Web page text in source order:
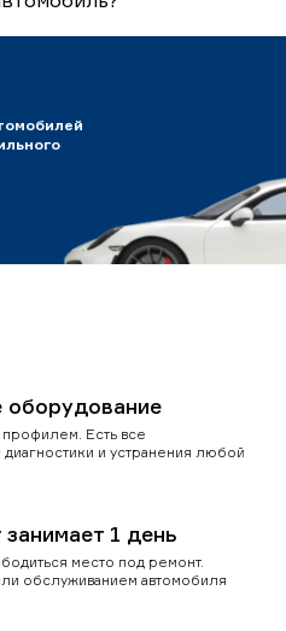
оборудование
Есть все
и устранения любой
1 день
место под ремонт.
обслуживанием автомобиля